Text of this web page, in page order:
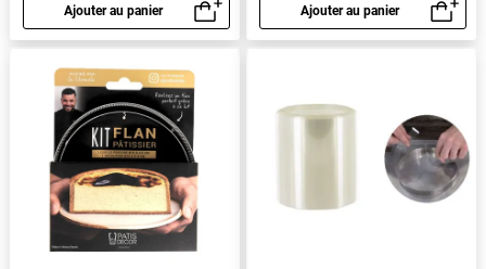
Ajouter au panier
Aperçu rapide
Ajouter au panier
Aperçu rapide